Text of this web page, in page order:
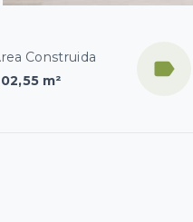
Construida
m²